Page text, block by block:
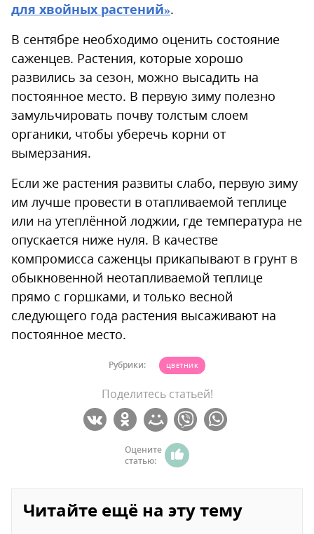
для хвойных растений».
В сентябре необходимо оценить состояние
саженцев. Растения, которые хорошо
развились за сезон, можно высадить на
постоянное место. В первую зиму полезно
замульчировать почву толстым слоем
органики, чтобы уберечь корни от
вымерзания.
Если же растения развиты слабо, первую зиму
им лучше провести в отапливаемой теплице
или на утеплённой лоджии, где температура не
опускается ниже нуля. В качестве
компромисса саженцы прикапывают в грунт в
обыкновенной неотапливаемой теплице
прямо с горшками, и только весной
следующего года растения высаживают на
постоянное место.
Рубрики: ЦВЕТНИК
Поделитесь статьей!
Оцените
статью:
Читайте ещё на эту тему